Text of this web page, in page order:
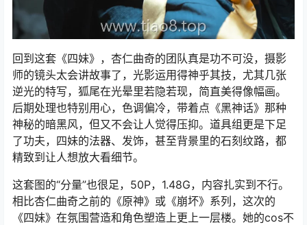
回到这套《四妹》，杏仁曲奇的团队真是功不可没，摄影
师的镜头太会讲故事了，光影运用得神乎其技，尤其几张
逆光的特写，狐尾在光晕里若隐若现，简直美得像幅画。
后期处理也特别用心，色调偏冷，带着点《黑神话》那种
神秘的暗黑风，但又不会让人觉得压抑。道具组更是下足
了功夫，四妹的法器、发饰，甚至背景里的石刻纹路，都
精致到让人想放大看细节。
这套图的“分量”也很足，50P，1.48G，内容扎实到不行。
相比杏仁曲奇之前的《原神》或《崩坏》系列，这次的
《四妹》在氛围营造和角色塑造上更上一层楼。她的cos不